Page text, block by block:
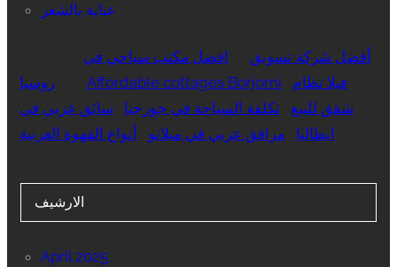
عناية بالشعر
أفضل شركة تسويق
افضل مكتب سياحي في
روسيا
Affordable cottages Borjomi
فيلا نظام
شقق للبيع
تكلفة السياحة في جورجيا
سائق عربي في
ايطاليا
مرافق عربي في ميلانو أنواع القهوة العربية
الارشيف
April 2025